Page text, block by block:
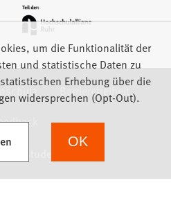
Barrierefreiheit
um die Funktionalität der
und statistische Daten zu
Erhebung über die
widersprechen (Opt-Out).
OK